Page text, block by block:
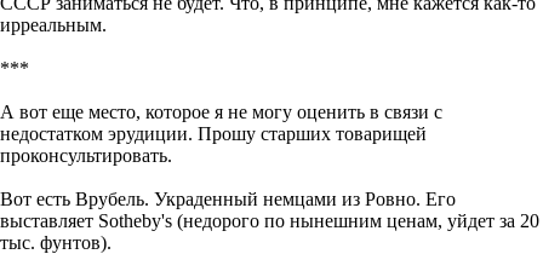
ирреальным.
***
А вот еще место, которое я не могу оценить в связи с
недостатком эрудиции. Прошу старших товарищей
проконсультировать.
Вот есть Врубель. Украденный немцами из Ровно. Его
выставляет Sotheby's (недорого по нынешним ценам, уйдет за 20
тыс. фунтов).